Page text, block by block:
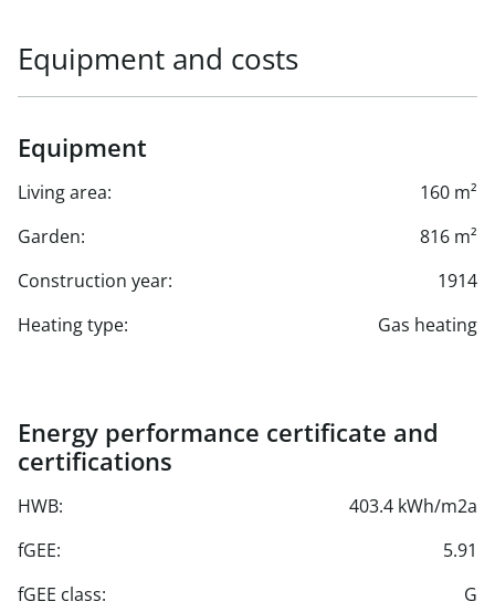
Equipment and costs
Equipment
Living area:
160 m²
Garden:
816 m²
Construction year:
1914
Heating type:
Gas heating
Energy performance certificate and
certifications
HWB:
403.4 kWh/m2a
fGEE:
5.91
fGEE class:
G